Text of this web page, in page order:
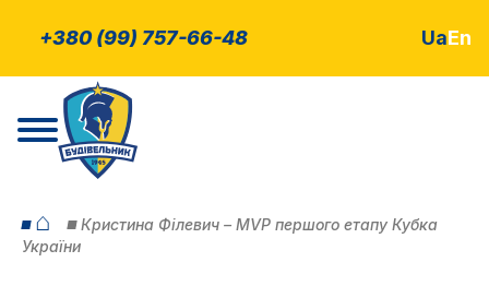
+380 (99) 757-66-48 UaEn
⌂
Кристина Філевич – MVP першого етапу Кубка
України